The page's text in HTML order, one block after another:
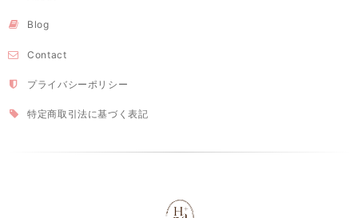
Blog
Contact
プライバシーポリシー
特定商取引法に基づく表記